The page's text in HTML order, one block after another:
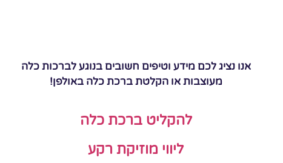
אנו נציג לכם מידע וטיפים חשובים בנוגע לברכות כלה
מעוצבות או הקלטת ברכת כלה באולפן!
להקליט ברכת כלה
ליווי מוזיקת רקע